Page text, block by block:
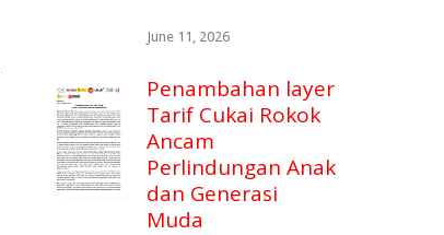
June 11, 2026
Penambahan layer
Tarif Cukai Rokok
Ancam
Perlindungan Anak
dan Generasi
Muda